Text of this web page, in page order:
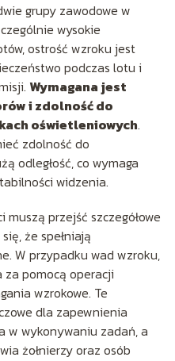
grupy zawodowe w
wysokie
ostrość wzroku jest
podczas lotu i
Wymagana jest
i zdolność do
oświetleniowych.
zdolność do
odległość, co wymaga
widzenia.
przejść szczegółowe
że spełniają
W przypadku wad wzroku,
pomocą operacji
wzrokowe. Te
dla zapewnienia
w wykonywaniu zadań, a
żołnierzy oraz osób